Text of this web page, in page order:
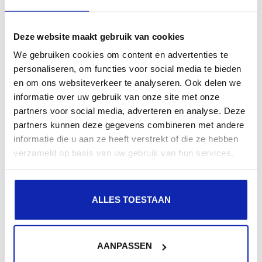
Deze website maakt gebruik van cookies
We gebruiken cookies om content en advertenties te
personaliseren, om functies voor social media te bieden
en om ons websiteverkeer te analyseren. Ook delen we
informatie over uw gebruik van onze site met onze
partners voor social media, adverteren en analyse. Deze
partners kunnen deze gegevens combineren met andere
informatie die u aan ze heeft verstrekt of die ze hebben
verzameld op basis van uw gebruik van hun services.
ALLES TOESTAAN
AANPASSEN
Comment utiliser SSH ?
SSH, également connu sous le nom de Secure Shell, est
un protocole qui permet de gérer des machines en